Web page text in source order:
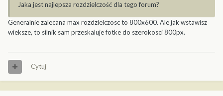
Jaka jest najlepsza rozdzielczość dla tego forum?
Generalnie zalecana max rozdzielczosc to 800x600. Ale jak wstawisz
wieksze, to silnik sam przeskaluje fotke do szerokosci 800px.
Cytuj